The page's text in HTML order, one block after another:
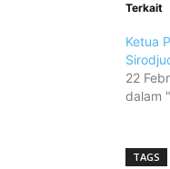
Terkait
Ketua
22
dalam
TAGS